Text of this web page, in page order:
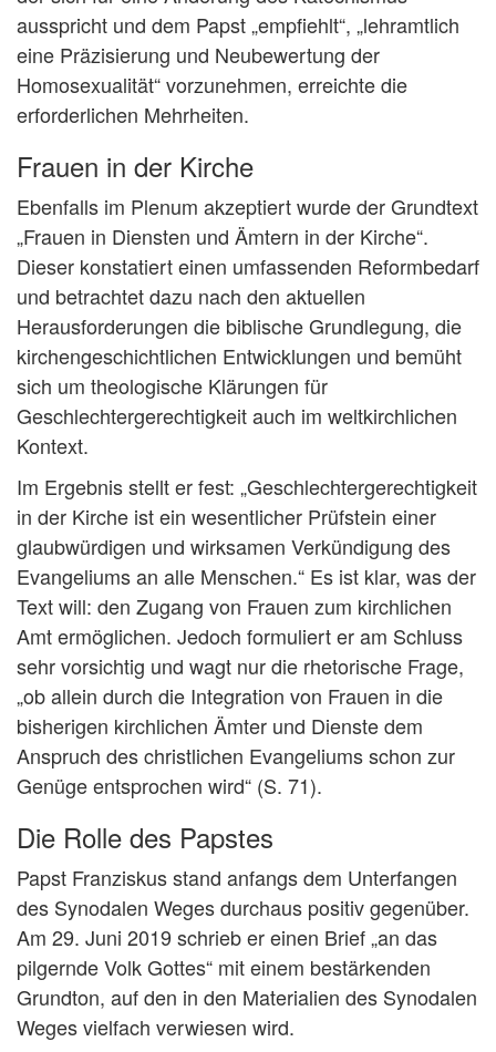
ausspricht und dem Papst „empfiehlt“, „lehramtlich
eine Präzisierung und Neubewertung der
Homosexualität“ vorzunehmen, erreichte die
erforderlichen Mehrheiten.
Frauen in der Kirche
Ebenfalls im Plenum akzeptiert wurde der Grundtext
„Frauen in Diensten und Ämtern in der Kirche“.
Dieser konstatiert einen umfassenden Reformbedarf
und betrachtet dazu nach den aktuellen
Herausforderungen die biblische Grundlegung, die
kirchengeschichtlichen Entwicklungen und bemüht
sich um theologische Klärungen für
Geschlechtergerechtigkeit auch im weltkirchlichen
Kontext.
Im Ergebnis stellt er fest: „Geschlechtergerechtigkeit
in der Kirche ist ein wesentlicher Prüfstein einer
glaubwürdigen und wirksamen Verkündigung des
Evangeliums an alle Menschen.“ Es ist klar, was der
Text will: den Zugang von Frauen zum kirchlichen
Amt ermöglichen. Jedoch formuliert er am Schluss
sehr vorsichtig und wagt nur die rhetorische Frage,
„ob allein durch die Integration von Frauen in die
bisherigen kirchlichen Ämter und Dienste dem
Anspruch des christlichen Evangeliums schon zur
Genüge entsprochen wird“ (S. 71).
Die Rolle des Papstes
Papst Franziskus stand anfangs dem Unterfangen
des Synodalen Weges durchaus positiv gegenüber.
Am 29. Juni 2019 schrieb er einen Brief „an das
pilgernde Volk Gottes“ mit einem bestärkenden
Grundton, auf den in den Materialien des Synodalen
Weges vielfach verwiesen wird.